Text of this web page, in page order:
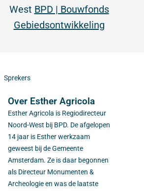
West BPD | Bouwfonds
Gebiedsontwikkeling
Sprekers
Over Esther Agricola
Esther Agricola is Regiodirecteur
Noord-West bij BPD. De afgelopen
14 jaar is Esther werkzaam
geweest bij de Gemeente
Amsterdam. Ze is daar begonnen
als Directeur Monumenten &
Archeologie en was de laatste